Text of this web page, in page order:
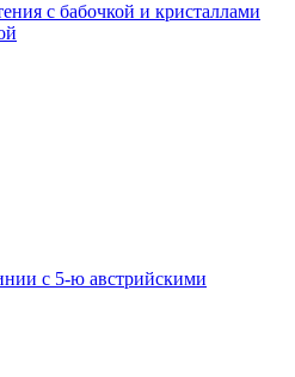
с бабочкой и кристаллами
с 5-ю австрийскими